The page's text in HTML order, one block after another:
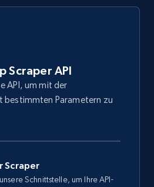
Scraper API
API, um mit der
bestimmten Parametern zu
Scraper
Schnittstelle, um Ihre API-